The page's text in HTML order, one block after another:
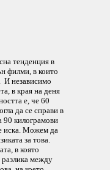
тенденция в
филми, в които
И независимо
в края на деня
е, че 60
да се справи в
90 килограмови
иска. Можем да
за това.
в която
между